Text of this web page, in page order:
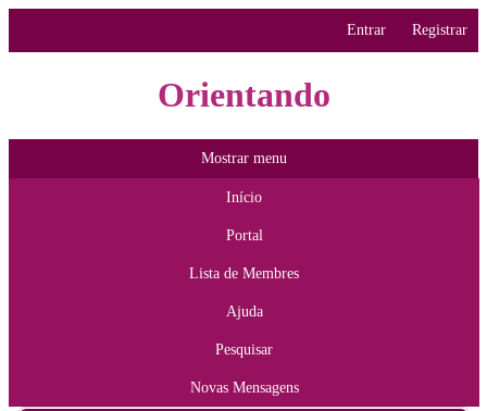
Entrar Registrar
Orientando
Mostrar menu
Início
Portal
Lista de Membres
Ajuda
Pesquisar
Novas Mensagens